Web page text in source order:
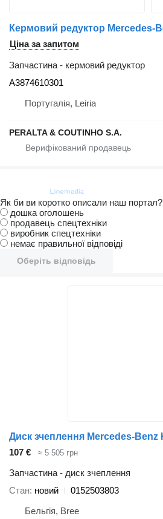
Ціна за запитом
Запчастина - кермовий редуктор
A3874610301
Португалія, Leiria
PERALTA & COUTINHO S.A.
Як би ви коротко описали наш портал?
дошка оголошень
продавець спецтехніки
виробник спецтехніки
немає правильної відповіді
Оберіть відповідь
107 € ≈ 5 505 грн
Запчастина - диск зчеплення
Стан новий
0152503803
Бельгія, Bree